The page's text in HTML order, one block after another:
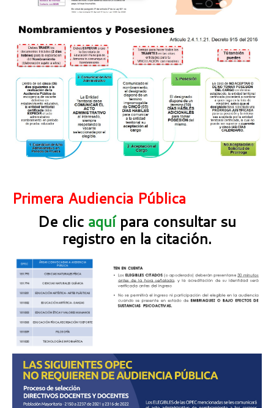
Primera Audiencia Pública
De clic aquípara consultar su
registro en la citación.